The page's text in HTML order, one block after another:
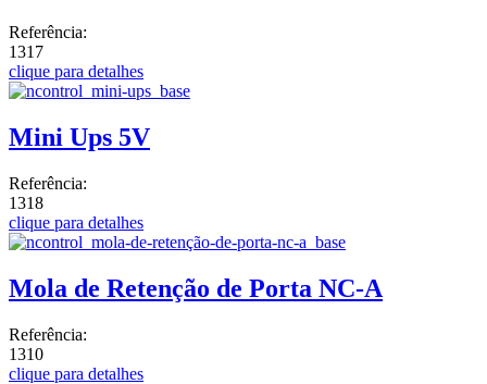
Referência:
1317
clique para detalhes
Mini Ups 5V
Referência:
1318
clique para detalhes
Mola de Retenção de Porta NC-A
Referência:
1310
clique para detalhes